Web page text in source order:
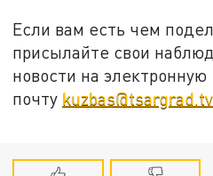
Если вам есть чем
присылайте свои
новости на электронную
почту kuzbas@tsargrad.tv